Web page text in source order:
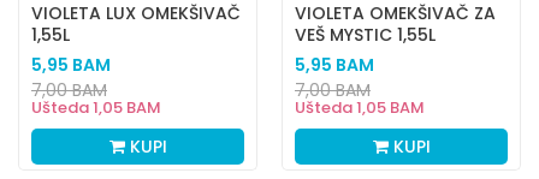
VIOLETA LUX OMEKŠIVAČ
1,55L
5,95 BAM
Ušteda1,05 BAM
7,00BAM
KUPI
VIOLETA OMEKŠIVAČ ZA
VEŠ MYSTIC 1,55L
5,95 BAM
Ušteda1,05 BAM
7,00BAM
KUPI